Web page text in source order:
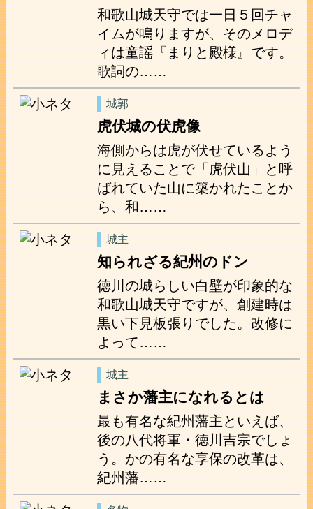
和歌山城天守では一日５回チャ
イムが鳴りますが、そのメロデ
ィは童謡『まりと殿様』です。
歌詞の……
城郭
虎伏城の伏虎像
海側からは虎が伏せているよう
に見えることで「虎伏山」と呼
ばれていた山に築かれたことか
ら、和……
城主
知られざる紀州のドン
徳川の城らしい白壁が印象的な
和歌山城天守ですが、創建時は
黒い下見板張りでした。改修に
よって……
城主
まさか藩主になれるとは
最も有名な紀州藩主といえば、
後の八代将軍・徳川吉宗でしょ
う。かの有名な享保の改革は、
紀州藩……